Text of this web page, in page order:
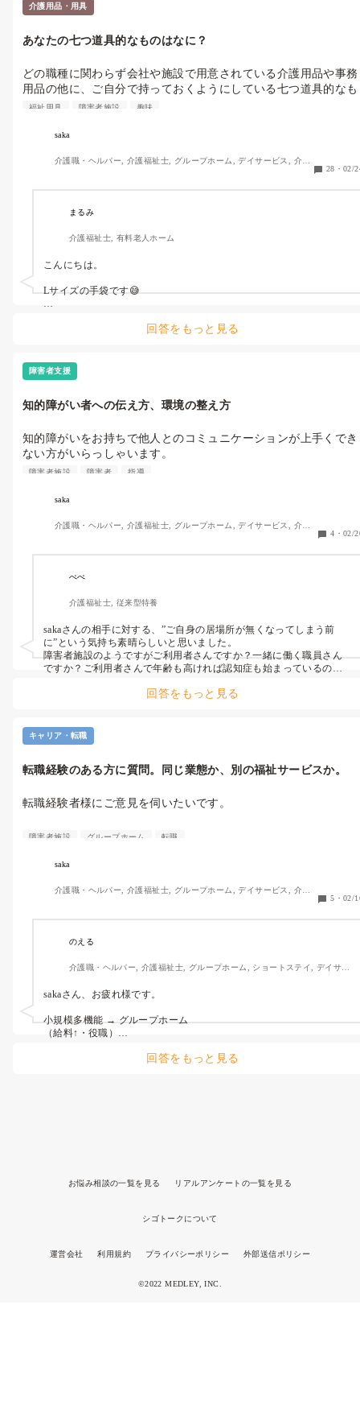
介護用品・用具
あなたの七つ道具的なものはなに？
どの職種に関わらず会社や施設で用意されている介護用品や事務
用品の他に、ご自分で持っておくようにしている七つ道具的なも
のはありますか？？
コレがあると便利
いざという時のコレ
に持つようにしています。
皆さんのご回答、お待ちしています！
福祉用具 障害者施設 趣味
saka
介護職・ヘルパー, 介護福祉士, グループホーム, デイサービス, 介護
28 ・ 02/
まるみ
介護福祉士, 有料老人ホーム
こんにちは。
Lサイズの手袋です😅
回答をもっと見る
障害者支援
知的障がい者への伝え方、環境の整え方
知的障がいをお持ちで他人とのコミュニケーションが上手くでき
ない方がいらっしゃいます。
距離感や善悪がわからない事が多い様子で、相手が怒っていた
きていない様子です。
るように感じたのですが、数時間経つと元通りに。
ご本人の性格や特有のものと割り切って流れにまかせるしかない
ご教授お願いします。
障害者施設 障害者 指導
saka
介護職・ヘルパー, 介護福祉士, グループホーム, デイサービス, 介護
4 ・ 02/
ぺぺ
介護福祉士, 従来型特養
sakaさんの相手に対する、”ご自身の居場所が無くなってしまう前
に”という気持ち素晴らしいと思いました。
障害者施設のようですがご利用者さんですか？一緒に働く職員さん
ですか？ご利用者さんで年齢も高ければ認知症も始まっているのか
アプローチを変えて試しているとの事ですし、障害者施設職員さん
りづらいかもしれません。あと、出来た事はその場で大袈裟に褒め
る！
回答をもっと見る
キャリア・転職
転職経験のある方に質問。同じ業態か、別の福祉サービスか。
転職経験者様にご意見を伺いたいです。
現在は障がい者支援施設勤務ですが他の福祉施設等への転職を考
転職して良かったなと感じている方は、どんな施設やサービスを
障がい者支援施設　→ 特養　　　　　　　給与額アップ
相談支援事業所　　→ グループホーム　　仕事量減った
上記のように転職前と転職後を教えていただければ幸いです。
また、その理由を簡単で結構ですので追記してもらえたら参考に
なります。
ご回答よろしくお願いします。
障害者施設 グループホーム 転職
saka
介護職・ヘルパー, 介護福祉士, グループホーム, デイサービス, 介護
5 ・ 02/
のえる
介護職・ヘルパー, 介護福祉士, グループホーム, ショートステイ, デイサー
sakaさん、お疲れ様です。
小規模多機能 → グループホーム
（給料↑・役職）
その時々の状況に合わせて転職をしてきました。給料が上がった経
ること」の大切さを実感しました。
回答をもっと見る
お悩み相談の一覧を見る リアルアンケートの一覧を見る
シゴトークについて
運営会社 利用規約 プライバシーポリシー 外部送信ポリシー
©2022 MEDLEY, INC.